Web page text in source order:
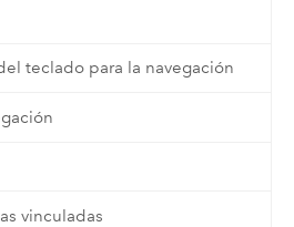
teclado para la navegación
vinculadas